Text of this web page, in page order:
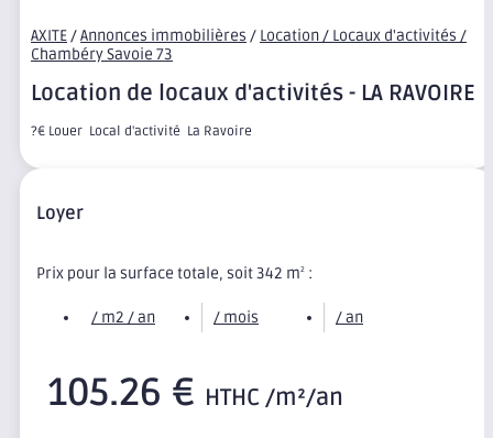
AXITE/Annonces immobilières / Location / Locaux d'activités /
Chambéry Savoie 73
Location de locaux d'activités - LA RAVOIRE
?€ Louer  Local d'activité  La Ravoire
Loyer
Prix pour la surface totale, soit 342 m2 :
/ m2 / an / mois / an
105.26 € HTHC /m²/an